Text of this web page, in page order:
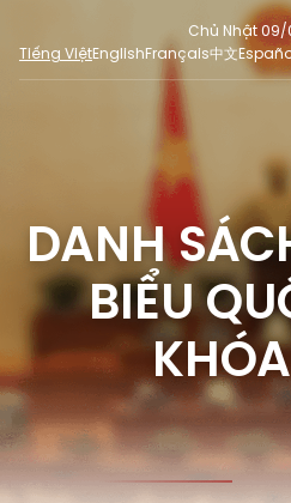
Chủ Nhật
Tiếng ViệtEnglishFrançais中文
Phỏng vấn - Nhận định
Ý kiến cử tri
Người đại biểu nhân dân
Tin nổi bật
Dư luận quốc tế
Hỏi đáp bầu cử
ĐA PHƯƠNG TIỆN
Video
E-magazine
Infographic
DÀNH CHO BÁO CHÍ
MẠNG XÃ HỘI
SỐ LIỆU BẦU CỬ
Cử tri tham gia bầu cử
Tổng số đại biểu quốc hội
DANH
BIỂU